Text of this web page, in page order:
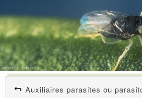
Auxiliaires parasites ou